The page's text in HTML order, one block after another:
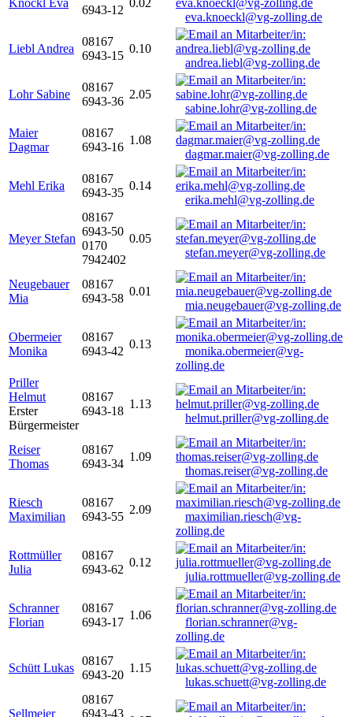
Knöckl Eva
6943-12
0.02
eva.knoeckl@vg-zolling.de
Liebl Andrea
08167
6943-15
0.10
andrea.liebl@vg-zolling.de
Lohr Sabine
08167
6943-36
2.05
sabine.lohr@vg-zolling.de
Maier
Dagmar
08167
6943-16
1.08
dagmar.maier@vg-zolling.de
Mehl Erika
08167
6943-35
0.14
erika.mehl@vg-zolling.de
Meyer Stefan
08167
6943-50
0170
7942402
0.05
stefan.meyer@vg-zolling.de
Neugebauer
Mia
08167
6943-58
0.01
mia.neugebauer@vg-zolling.de
Obermeier
Monika
08167
6943-42
0.13
monika.obermeier@vg-
zolling.de
Priller
Helmut
Erster
Bürgermeister
08167
6943-18
1.13
helmut.priller@vg-zolling.de
Reiser
Thomas
08167
6943-34
1.09
thomas.reiser@vg-zolling.de
Riesch
Maximilian
08167
6943-55
2.09
maximilian.riesch@vg-
zolling.de
Rottmüller
Julia
08167
6943-62
0.12
julia.rottmueller@vg-zolling.de
Schranner
Florian
08167
6943-17
1.06
florian.schranner@vg-
zolling.de
Schütt Lukas
08167
6943-20
1.15
lukas.schuett@vg-zolling.de
Sellmeier
08167
6943-43